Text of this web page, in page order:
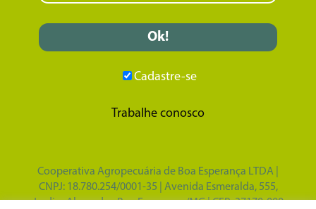
Cadastre-se
Trabalhe conosco
Cooperativa Agropecuária de Boa Esperança LTDA |
CNPJ: 18.780.254/0001-35 | Avenida Esmeralda, 555,
Jardim Alvorada - Boa Esperança/MG | CEP: 37170-000